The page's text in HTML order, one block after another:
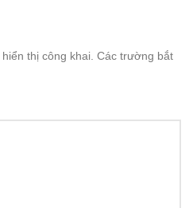
thị công khai. Các trường bắt